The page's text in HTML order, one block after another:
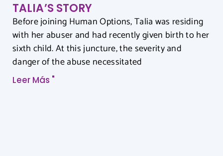
TALIA’S STORY
Before joining Human Options, Talia was residing
with her abuser and had recently given birth to her
sixth child. At this juncture, the severity and
danger of the abuse necessitated
Leer Más "